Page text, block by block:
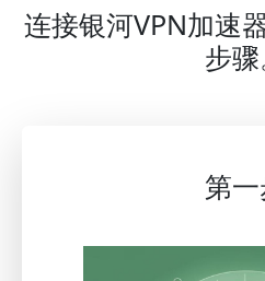
连接银河VPN加速
步骤
第